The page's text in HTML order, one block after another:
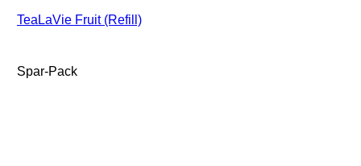
TeaLaVie Fruit (Refill)
Spar-Pack